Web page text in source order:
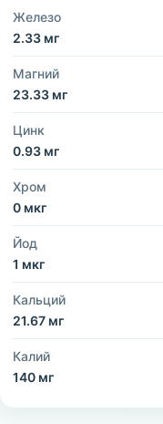
Железо
2.33 мг
Магний
23.33 мг
Цинк
0.93 мг
Хром
0 мкг
Йод
1 мкг
Кальций
21.67 мг
Калий
140 мг